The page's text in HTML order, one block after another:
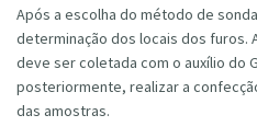
Após a escolha do método de
determinação dos locais dos furos.
deve ser coletada com o auxílio do
posteriormente, realizar a
das amostras.